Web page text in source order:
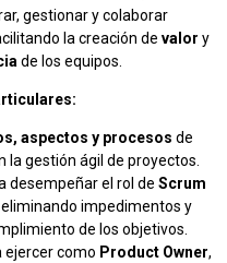
gestionar y colaborar
la creación de valor y
de los equipos.
aspectos y procesos de
la gestión ágil de proyectos.
desempeñar el rol de Scrum
impedimentos y
de los objetivos.
ejercer como Product Owner,